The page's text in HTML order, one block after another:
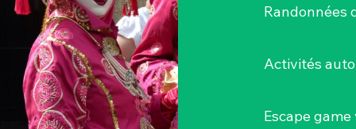
Randonnées
Activités
Escape